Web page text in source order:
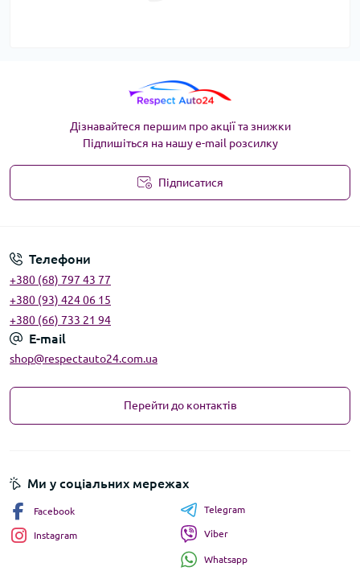
Дізнавайтеся першим про акції та знижки
Підпишіться на нашу e-mail розсилку
Підписатися
Телефони
+380 (68) 797 43 77
+380 (93) 424 06 15
+380 (66) 733 21 94
E-mail
shop@respectauto24.com.ua
Перейти до контактів
Ми у соціальних мережах
Facebook
Instagram
Telegram
Viber
Whatsapp